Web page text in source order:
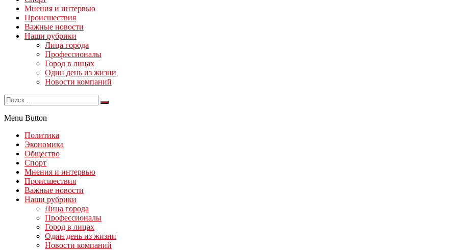
Мнения и интервью
Происшествия
Важные новости
Наши рубрики
Лица города
Профессионалы
Город в лицах
Один день из жизни
Новости компаний
Menu Button
Политика
Экономика
Общество
Спорт
Мнения и интервью
Происшествия
Важные новости
Наши рубрики
Лица города
Профессионалы
Город в лицах
Один день из жизни
Новости компаний